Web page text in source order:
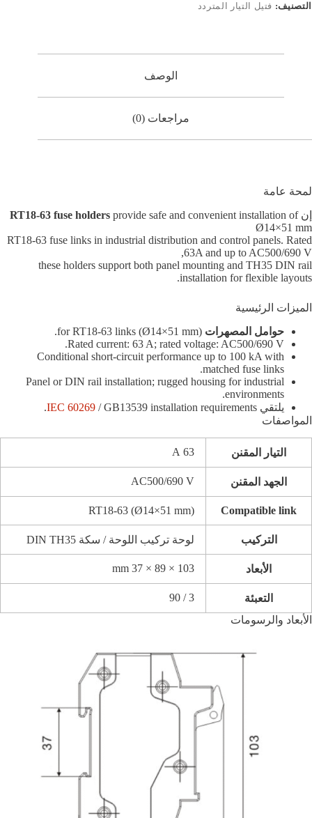
التصنيف: فتيل التيار المتردد
الوصف
مراجعات (0)
لمحة عامة
إن
RT18-63 fuse holders provide safe and convenient installation of
Ø14×51 mm
RT18-63 fuse links in industrial distribution and control panels. Rated
63A and up to AC500/690 V,
these holders support both panel mounting and TH35 DIN rail
installation for flexible layouts.
الميزات الرئيسية
حوامل المصهرات
Rated current: 63 A; rated voltage: AC500/690 V.
Conditional short-circuit performance up to 100 kA with
matched fuse links.
Panel or DIN rail installation; rugged housing for industrial
environments.
يلتقي
IEC 60269 / GB13539 installation requirements.
المواصفات
التيار المقنن 63 A
الجهد المقنن AC500/690 V
Compatible link
RT18-63 (Ø14×51 mm)
التركيب لوحة تركيب اللوحة / سكة DIN TH35
الأبعاد 103 × 89 × 37 mm
التعبئة
3 / 90
الأبعاد والرسومات